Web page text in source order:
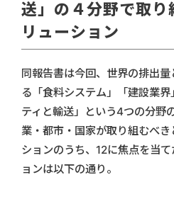
送」の４分野で取り
リューション
同報告書は今回、世界の排出
る「食料システム」「建設業
ティと輸送」という4つの分野
業・都市・国家が取り組むべ
ションのうち、12に焦点を当
ョンは以下の通り。